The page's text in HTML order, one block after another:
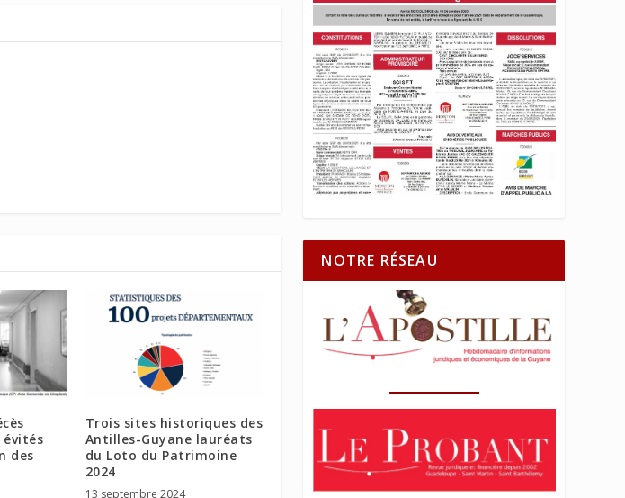
évités
des
Trois sites historiques des
Antilles-Guyane lauréats
du Loto du Patrimoine
2024
13 septembre 2024
NOTRE RÉSEAU